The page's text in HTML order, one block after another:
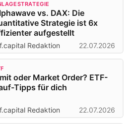
vs. DAX: Die
Strategie ist 6x
aufgestellt
Redaktion 22.07.2026
oder Market Order? ETF-
Tipps für dich
Redaktion 22.07.2026